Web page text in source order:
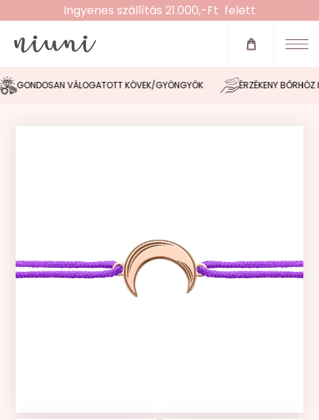
Ingyenes szállítás 21.000,-Ft felett
Újdonságok
Zsinóros karkötők
Fülbevalók
Nyakláncok
Morse tervező
Összes termék
GONDOSAN VÁLOGATOTT KÖVEK/GYÖNGYÖK ÉRZÉKENY BŐRHÖZ